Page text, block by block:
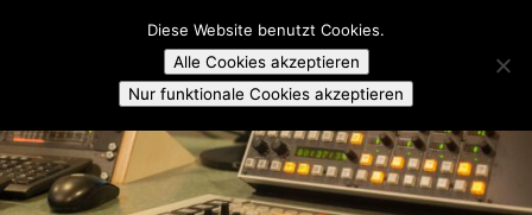
Skip to content
Campusradio KarlsruheDiese Website benutzt Cookies.
Alle Cookies akzeptieren
Nur funktionale Cookies akzeptieren